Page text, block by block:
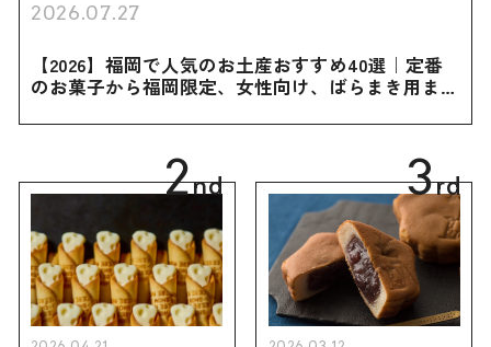
2026.07.27
【2026】福岡で人気のお土産おすすめ40選｜定番
のお菓子から福岡限定、女性向け、ばらまき用まで
2nd 3rd